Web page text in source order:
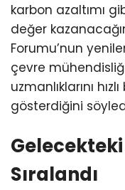
karbon azaltımı
değer
Forumu’nun
çevre
uzmanlıklarını
gösterdiğini
Sıralandı